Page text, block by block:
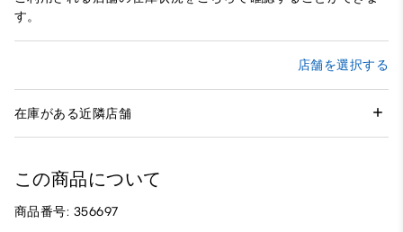
す。
店舗を選択する
在庫がある近隣店舗
この商品について
商品番号: 356697